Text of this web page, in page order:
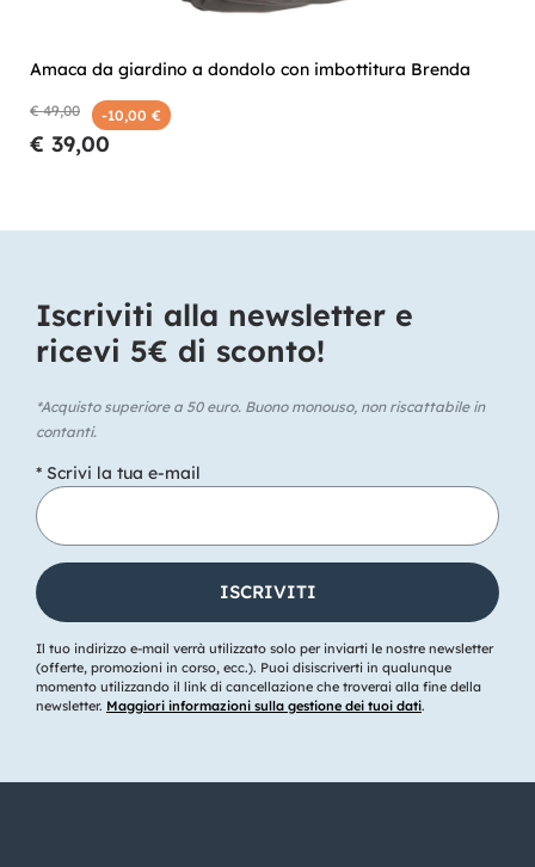
Amaca da giardino a dondolo con imbottitura Brenda
€ 49,00 -10,00 €
€ 39,00
Iscriviti alla newsletter e
ricevi 5€ di sconto!​
*Acquisto superiore a 50 euro. Buono monouso, non riscattabile in
contanti.
* Scrivi la tua e-mail
Il tuo indirizzo e-mail verrà utilizzato solo per inviarti le nostre newsletter
(offerte, promozioni in corso, ecc.). Puoi disiscriverti in qualunque
momento utilizzando il link di cancellazione che troverai alla fine della
newsletter. Maggiori informazioni sulla gestione dei tuoi dati.